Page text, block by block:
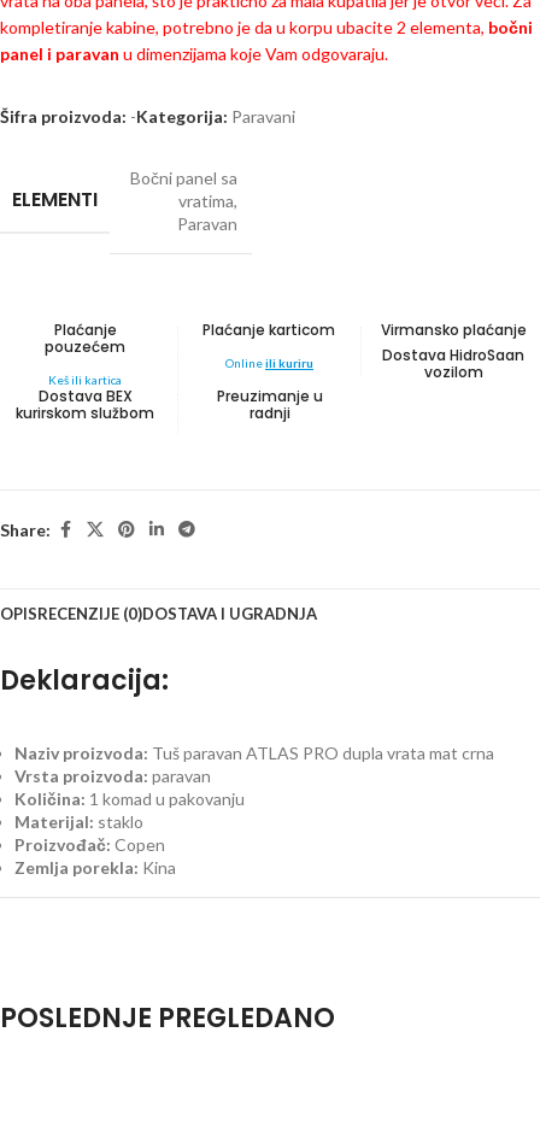
kompletiranje kabine, potrebno je da u korpu ubacite 2 elementa, bočni
panel i paravan u dimenzijama koje Vam odgovaraju.
Šifra proizvoda: -Kategorija: Paravani
ELEMENTI
Bočni panel sa
vratima,
Paravan
Plaćanje
pouzećem
Keš ili kartica
Plaćanje karticom
Onlineili kuriru
Virmansko plaćanje
Dostava HidroSaan
vozilom
Dostava BEX
kurirskom službom
Preuzimanje u
radnji
Share:
OPISRECENZIJE (0)DOSTAVA I UGRADNJA
Deklaracija:
Naziv proizvoda: Tuš paravan ATLAS PRO dupla vrata mat crna
Vrsta proizvoda: paravan
Količina: 1 komad u pakovanju
Materijal: staklo
Proizvođač: Copen
Zemlja porekla: Kina
POSLEDNJE PREGLEDANO